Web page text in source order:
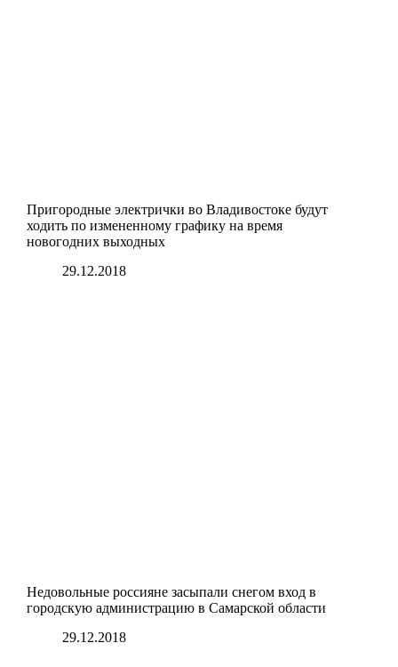
Пригородные электрички во Владивостоке будут
ходить по измененному графику на время
новогодних выходных
29.12.2018
Недовольные россияне засыпали снегом вход в
городскую администрацию в Самарской области
29.12.2018